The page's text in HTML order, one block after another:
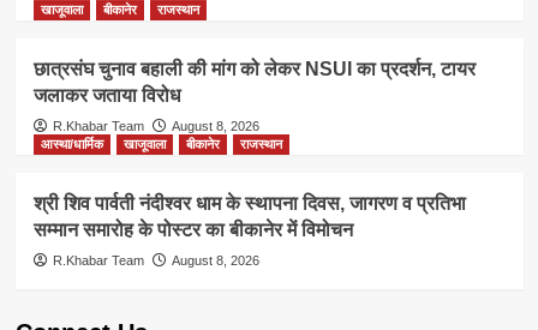
खाजूवाला
बीकानेर राजस्थान
छात्रसंघ चुनाव बहाली की मांग को लेकर NSUI का प्रदर्शन, टायर
जलाकर जताया विरोध
R.Khabar Team
August 8, 2026
आस्था/धार्मिक
खाजूवाला बीकानेर राजस्थान
श्री शिव पार्वती नंदीश्वर धाम के स्थापना दिवस, जागरण व प्रतिभा
सम्मान समारोह के पोस्टर का बीकानेर में विमोचन
R.Khabar Team August 8, 2026